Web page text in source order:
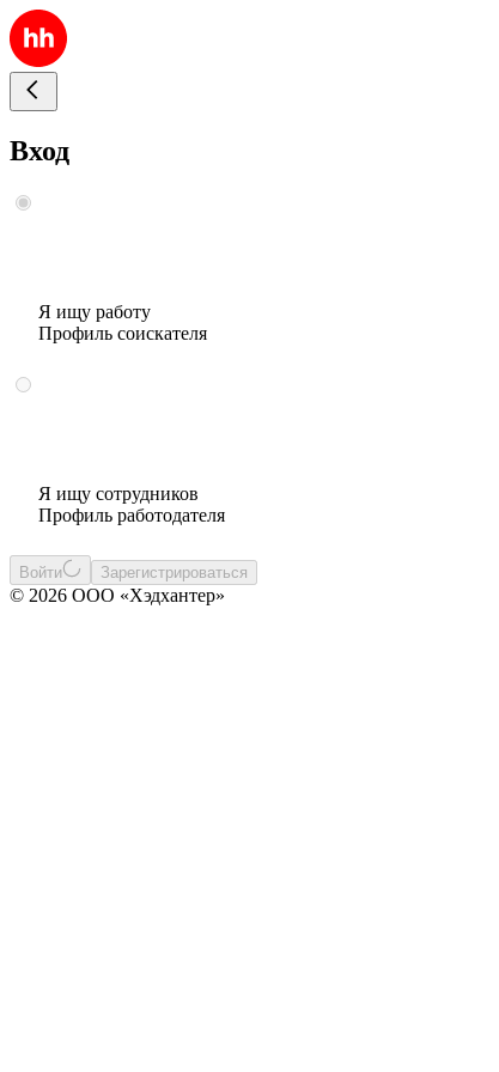
Вход
Я ищу работу
Профиль соискателя
Я ищу сотрудников
Профиль работодателя
Войти Зарегистрироваться
© 2026 ООО «Хэдхантер»